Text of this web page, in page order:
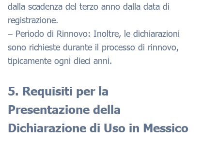
dalla scadenza del terzo anno dalla data di
registrazione.
– Periodo di Rinnovo: Inoltre, le dichiarazioni
sono richieste durante il processo di rinnovo,
tipicamente ogni dieci anni.
5. Requisiti per la
Presentazione della
Dichiarazione di Uso in Messico